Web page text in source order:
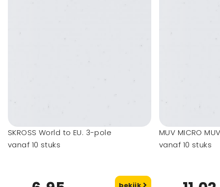
SKROSS World to EU. 3-pole
vanaf 10 stuks
MUV MICRO
vanaf 10 stuks